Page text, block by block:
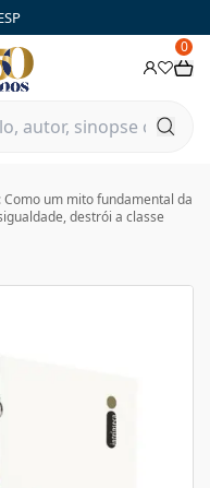
0
um mito fundamental da
destrói a classe